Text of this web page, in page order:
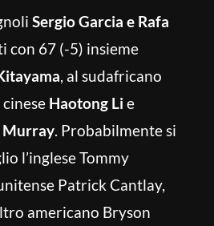
Sergio Garcia e Rafa
con 67 (-5) insieme
, al sudafricano
cinese Haotong Li e
Murray. Probabilmente si
l’inglese Tommy
Patrick Cantlay,
americano Bryson